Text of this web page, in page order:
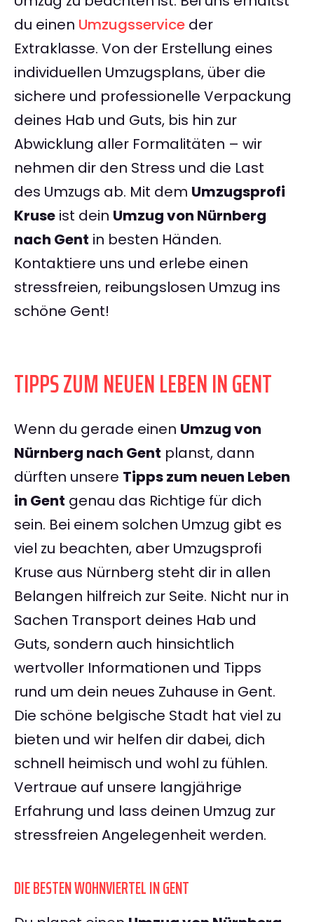
du einen Umzugsservice der
Extraklasse. Von der Erstellung eines
individuellen Umzugsplans, über die
sichere und professionelle Verpackung
deines Hab und Guts, bis hin zur
Abwicklung aller Formalitäten – wir
nehmen dir den Stress und die Last
des Umzugs ab. Mit dem Umzugsprofi
Kruse ist dein Umzug von Nürnberg
nach Gent in besten Händen.
Kontaktiere uns und erlebe einen
stressfreien, reibungslosen Umzug ins
schöne Gent!
TIPPS ZUM NEUEN LEBEN IN GENT
Wenn du gerade einen Umzug von
Nürnberg nach Gent planst, dann
dürften unsere Tipps zum neuen Leben
in Gent genau das Richtige für dich
sein. Bei einem solchen Umzug gibt es
viel zu beachten, aber Umzugsprofi
Kruse aus Nürnberg steht dir in allen
Belangen hilfreich zur Seite. Nicht nur in
Sachen Transport deines Hab und
Guts, sondern auch hinsichtlich
wertvoller Informationen und Tipps
rund um dein neues Zuhause in Gent.
Die schöne belgische Stadt hat viel zu
bieten und wir helfen dir dabei, dich
schnell heimisch und wohl zu fühlen.
Vertraue auf unsere langjährige
Erfahrung und lass deinen Umzug zur
stressfreien Angelegenheit werden.
DIE BESTEN WOHNVIERTEL IN GENT